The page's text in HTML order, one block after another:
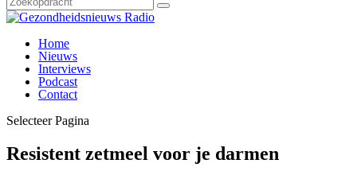
Home
Nieuws
Interviews
Podcast
Contact
Selecteer Pagina
Resistent zetmeel voor je darmen